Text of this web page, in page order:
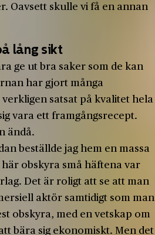
Oavsett skulle vi få en annan
lång sikt
ge ut bra saker som de kan
har gjort många
satsat på kvalitet hela
vara ett framgångsrecept.
ändå.
beställde jag hem en massa
obskyra små häftena var
Det är roligt att se att man
aktör samtidigt som man
obskyra, med en vetskap om
bära sig ekonomiskt. Men det